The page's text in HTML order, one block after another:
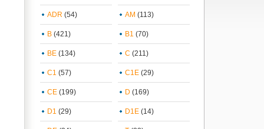
ADR (54) AM (113)
B (421) B1 (70)
BE (134) C (211)
C1 (57) C1E (29)
CE (199) D (169)
D1 (29) D1E (14)